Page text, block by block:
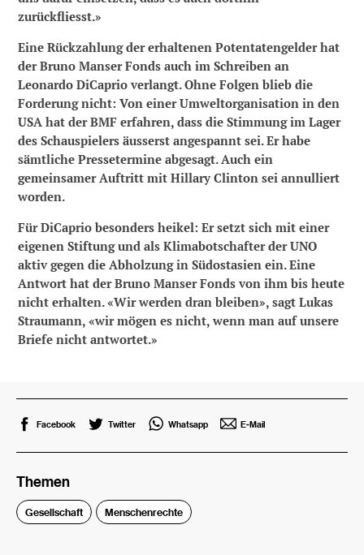
zurückfliesst.»
Eine Rückzahlung der erhaltenen Potentatengelder hat
der Bruno Manser Fonds auch im Schreiben an
Leonardo DiCaprio verlangt. Ohne Folgen blieb die
Forderung nicht: Von einer Umweltorganisation in den
USA hat der BMF erfahren, dass die Stimmung im Lager
des Schauspielers äusserst angespannt sei. Er habe
sämtliche Pressetermine abgesagt. Auch ein
gemeinsamer Auftritt mit Hillary Clinton sei annulliert
worden.
Für DiCaprio besonders heikel: Er setzt sich mit einer
eigenen Stiftung und als Klimabotschafter der UNO
aktiv gegen die Abholzung in Südostasien ein. Eine
Antwort hat der Bruno Manser Fonds von ihm bis heute
nicht erhalten. «Wir werden dran bleiben», sagt Lukas
Straumann, «wir mögen es nicht, wenn man auf unsere
Briefe nicht antwortet.»
Facebook Twitter Whatsapp E-Mail
Themen
Gesellschaft Menschenrechte